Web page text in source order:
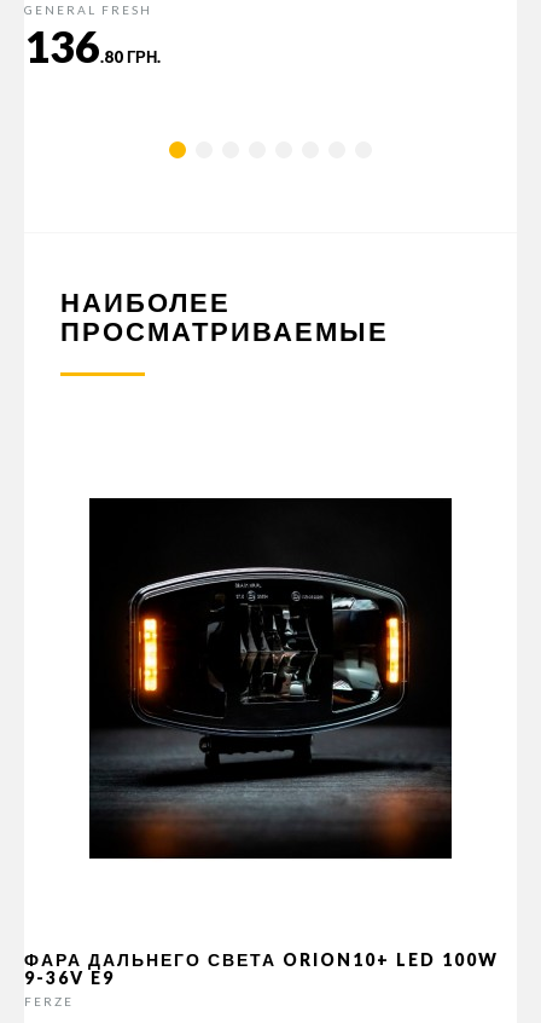
GENERAL FRESH
136.80 ГРН.
НАИБОЛЕЕ
ПРОСМАТРИВАЕМЫЕ
ФАРА ДАЛЬНЕГО СВЕТА ORION10+ LED 100W
9-36V E9
FERZE